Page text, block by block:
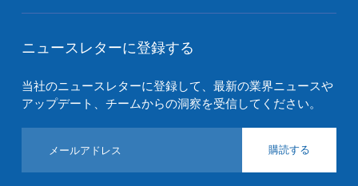
ニュースレターに登録する
当社のニュースレターに登録して、最新の業界ニュースや
アップデート、チームからの洞察を受信してください。
購読する